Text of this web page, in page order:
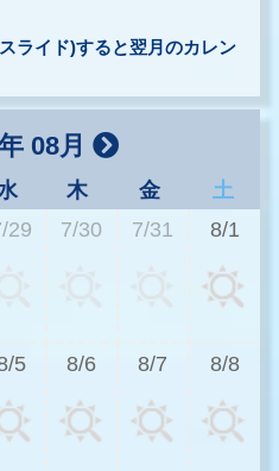
ライド)すると翌月のカレン
08月
木 金
土
29 7/30 7/31 8/1
5 8/6 8/7 8/8